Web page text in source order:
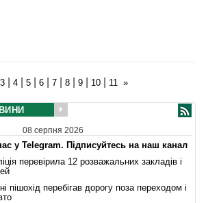
3| 4| 5| 6| 7| 8| 9| 10| 11 »
08 серпня 2026
у Telegram. Підписуйтесь на наш канал
перевірила 12 розважальних закладів і
пішохід перебігав дорогу поза переходом і